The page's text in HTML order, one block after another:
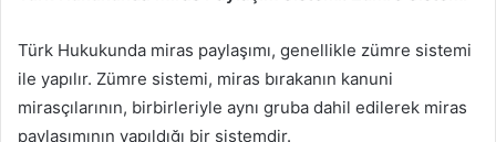
Türk Hukukunda miras paylaşımı, genellikle zümre sistemi
ile yapılır. Zümre sistemi, miras bırakanın kanuni
mirasçılarının, birbirleriyle aynı gruba dahil edilerek miras
paylaşımının yapıldığı bir sistemdir.